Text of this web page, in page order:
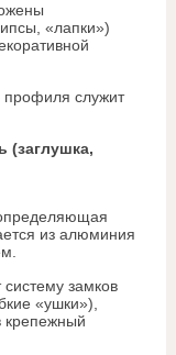
«лапки»)
профиля служит
(заглушка,
из алюминия
замков
«ушки»),
крепежный